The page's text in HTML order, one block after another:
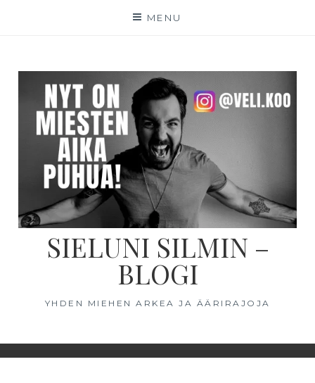
MENU
SIELUNI SILMIN –
BLOGI
YHDEN MIEHEN ARKEA JA ÄÄRIRAJOJA